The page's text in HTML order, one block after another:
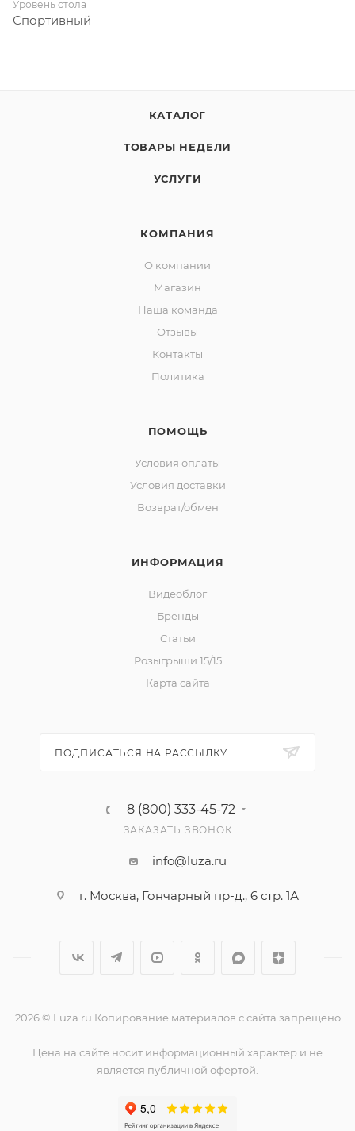
Уровень стола
Спортивный
КАТАЛОГ
ТОВАРЫ НЕДЕЛИ
УСЛУГИ
КОМПАНИЯ
О компании
Магазин
Наша команда
Отзывы
Контакты
Политика
ПОМОЩЬ
Условия оплаты
Условия доставки
Возврат/обмен
ИНФОРМАЦИЯ
Видеоблог
Бренды
Статьи
Розыгрыши 15/15
Карта сайта
ПОДПИСАТЬСЯ НА РАССЫЛКУ
8 (800) 333-45-72
ЗАКАЗАТЬ ЗВОНОК
info@luza.ru
г. Москва, Гончарный пр-д., 6 стр. 1А
2026 © Luza.ru Копирование материалов с сайта запрещено
Цена на сайте носит информационный характер и не
является публичной офертой.